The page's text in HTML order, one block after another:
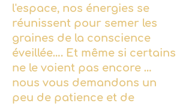
l'espace, nos énergies se
réunissent pour semer les
graines de la conscience
éveillée…. Et même si certains
ne le voient pas encore …
nous vous demandons un
peu de patience et de